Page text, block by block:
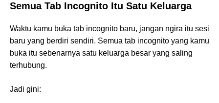
Semua Tab Incognito Itu Satu Keluarga
Waktu kamu buka tab incognito baru, jangan ngira itu sesi
baru yang berdiri sendiri. Semua tab incognito yang kamu
buka itu sebenarnya satu keluarga besar yang saling
terhubung.
Jadi gini: